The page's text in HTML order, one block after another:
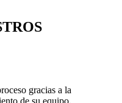
gracias a la
de su equipo.